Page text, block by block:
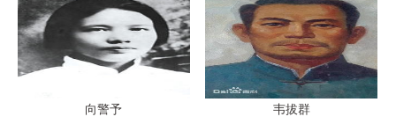
向警予 韦拔群